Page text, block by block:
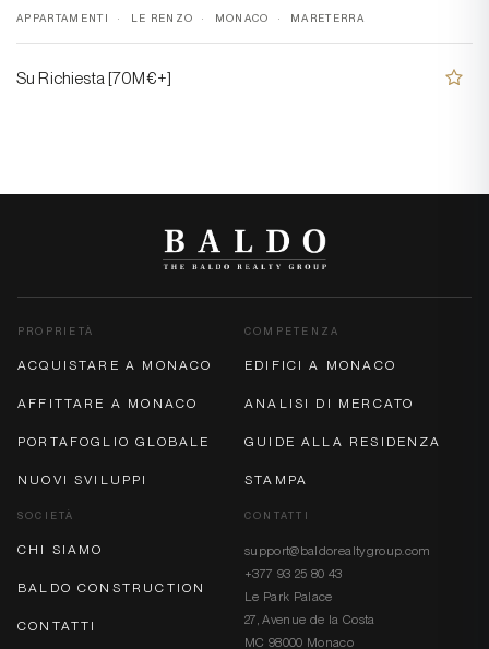
APPARTAMENTI LE RENZO MONACO MARETERRA
Su Richiesta [70M€+]
PROPRIETÀ
ACQUISTARE A MONACO
AFFITTARE A MONACO
PORTAFOGLIO GLOBALE
NUOVI SVILUPPI
COMPETENZA
EDIFICI A MONACO
ANALISI DI MERCATO
GUIDE ALLA RESIDENZA
STAMPA
SOCIETÀ
CHI SIAMO
BALDO CONSTRUCTION
CONTATTI
CONTATTI
support@baldorealtygroup.com
+377 93 25 80 43
Le Park Palace
27, Avenue de la Costa
MC 98000 Monaco